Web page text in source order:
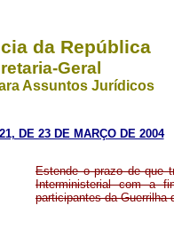
da República
Geral
Assuntos Jurídicos
DE 23 DE MARÇO DE 2004
Estende o prazo de que
Interministerial com a
participantes da Guerrilha